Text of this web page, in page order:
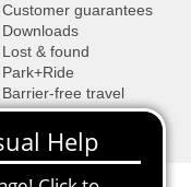
Customer guarantees
Downloads
Lost & found
Park+Ride
Barrier-free travel
Traffic cameras